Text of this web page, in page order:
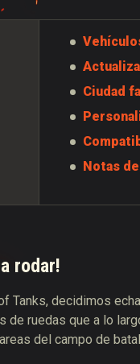
Ciudad
Notas
rodar!
Tanks, decidimos
ruedas que a lo
del campo de